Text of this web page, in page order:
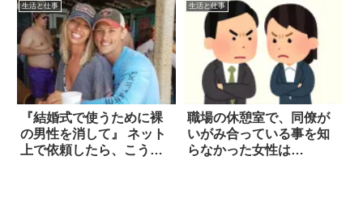
生活と仕事
『結婚式で使うために裸
の男性を消して』 ネット
上で依頼したら、こうな
生活と仕事
職場の休憩室で、同僚が
いがみ合っている事を知
らなかった女性は…